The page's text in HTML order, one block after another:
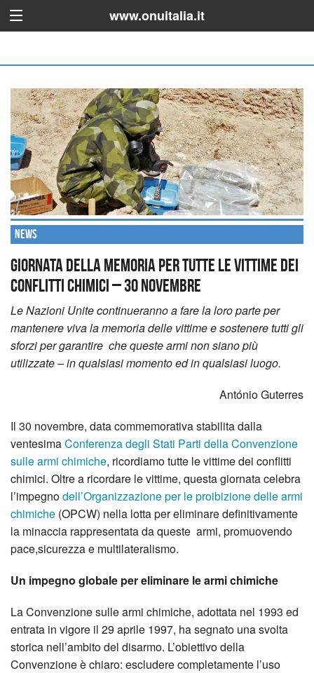
www.onuitalia.it
News
Giornata della Memoria per tutte le vittime dei
conflitti chimici – 30 novembre
Le Nazioni Unite continueranno a fare la loro parte per
mantenere viva la memoria delle vittime e sostenere tutti gli
sforzi per garantire che queste armi non siano più
utilizzate – in qualsiasi momento ed in qualsiasi luogo.
António Guterres
Il 30 novembre, data commemorativa stabilita dalla
ventesimaConferenza degli Stati Parti della Convenzione
sulle armi chimiche, ricordiamo tutte le vittime dei conflitti
chimici. Oltre a ricordare le vittime, questa giornata celebra
l’impegnodell’Organizzazione per le proibizione delle armi
chimiche (OPCW) nella lotta per eliminare definitivamente
la minaccia rappresentata da queste armi, promuovendo
pace,sicurezza e multilateralismo.
Un impegno globale per eliminare le armi chimiche
La Convenzione sulle armi chimiche, adottata nel 1993 ed
entrata in vigore il 29 aprile 1997, ha segnato una svolta
storica nell’ambito del disarmo. L’obiettivo della
Convenzione è chiaro: escludere completamente l’uso